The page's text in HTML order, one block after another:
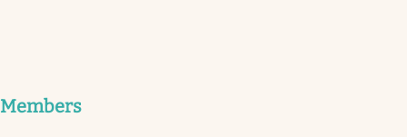
Members